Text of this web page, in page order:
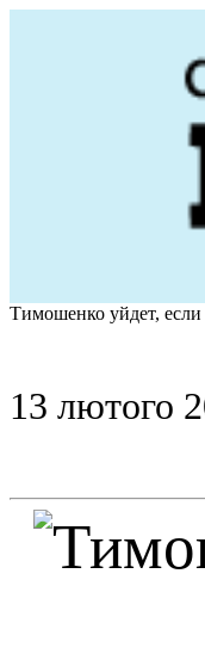
Тимошенко уйдет,
13 лютого